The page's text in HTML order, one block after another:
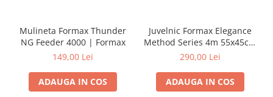
Mulineta Formax Thunder
NG Feeder 4000 | Formax
149,00 Lei
ADAUGA IN COS
Juvelnic Formax Elegance
Method Series 4m 55x45cm
| Formax
290,00 Lei
ADAUGA IN COS